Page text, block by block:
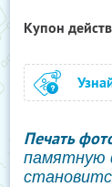
Купон
Печать
памятную